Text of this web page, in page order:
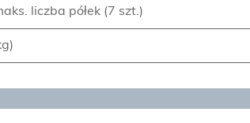
liczba półek (7 szt.)